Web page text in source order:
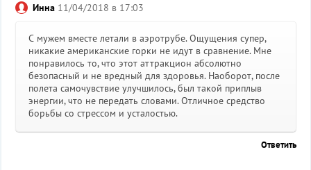
Инна11/04/2018 в 17:03
С мужем вместе летали в аэротрубе. Ощущения супер,
никакие американские горки не идут в сравнение. Мне
понравилось то, что этот аттракцион абсолютно
безопасный и не вредный для здоровья. Наоборот, после
полета самочувствие улучшилось, был такой приплыв
энергии, что не передать словами. Отличное средство
борьбы со стрессом и усталостью.
Ответить